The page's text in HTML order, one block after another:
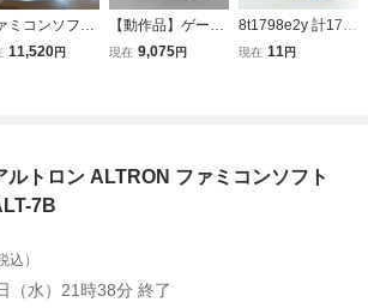
ミコンソフト
とジェリー A
11,520円
【動作品】ゲーム
ボーイアドバンス
現在 9,075円
8t1798e2y 計17点
ゲームソフト まと
中心派など
現在 11円
ルトロン ALTRON ファミコンソフト
7B
込）
（水）21時38分 終了